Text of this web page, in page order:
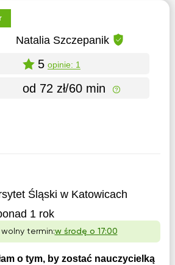
Natalia Szczepanik
5 opinie: 1
od 72 zł/60 min
Śląski w Katowicach
1 rok
wolny termin:w środę o 17:00
o tym, by zostać nauczycielką